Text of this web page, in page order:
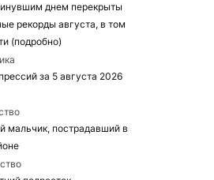
днем перекрыты
рекорды августа, в том
(подробно)
за 5 августа 2026
мальчик, пострадавший в